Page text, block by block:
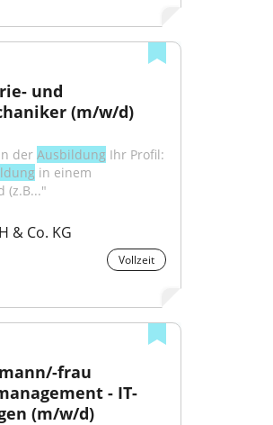
und
(m/w/d)
der Ausbildung Ihr Profil:
in einem
(z.B..."
& Co. KG
Vollzeit
- IT-
(m/w/d)